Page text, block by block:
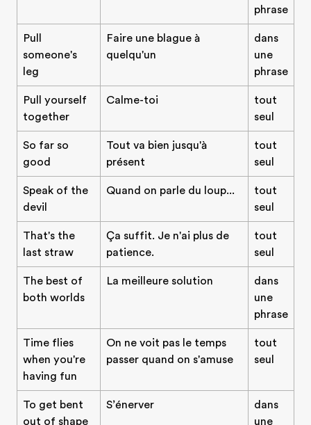
phrase
Pull
someone's
leg
Faire une blague à
quelqu'un
dans
une
phrase
Pull yourself
together
Calme-toi
tout
seul
So far so
good
Tout va bien jusqu'à
présent
tout
seul
Speak of the
devil
Quand on parle du loup...
tout
seul
That's the
last straw
Ça suffit. Je n'ai plus de
patience.
tout
seul
The best of
both worlds
La meilleure solution
dans
une
phrase
Time flies
when you're
having fun
On ne voit pas le temps
passer quand on s'amuse
tout
seul
To get bent
out of shape
S’énerver
dans
une